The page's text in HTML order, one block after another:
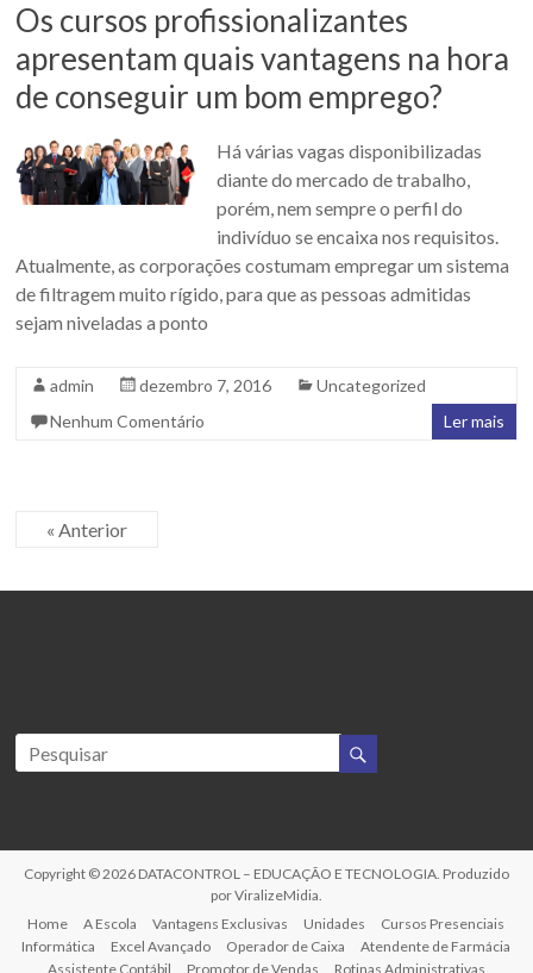
Os cursos profissionalizantes
apresentam quais vantagens na hora
de conseguir um bom emprego?
Há várias vagas disponibilizadas
diante do mercado de trabalho,
porém, nem sempre o perfil do
indivíduo se encaixa nos requisitos.
Atualmente, as corporações costumam empregar um sistema
de filtragem muito rígido, para que as pessoas admitidas
sejam niveladas a ponto
admin dezembro 7, 2016
Uncategorized
Nenhum Comentário
Ler mais
« Anterior
Copyright © 2026 DATACONTROL – EDUCAÇÃO E TECNOLOGIA. Produzido
porViralizeMidia
Home
A Escola Vantagens Exclusivas Unidades
Cursos Presenciais
Informática
Excel Avançado Operador de Caixa
Atendente de Farmácia
Assistente Contábil
Promotor de Vendas Rotinas Administrativas